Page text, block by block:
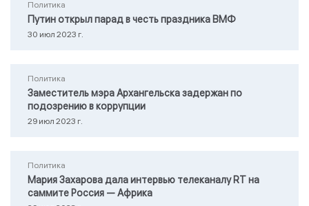
Политика
Путин открыл парад в честь праздника ВМФ
30 июл 2023 г.
Политика
Заместитель мэра Архангельска задержан по
подозрению в коррупции
29 июл 2023 г.
Политика
Мария Захарова дала интервью телеканалу RТ на
саммите Россия — Африка